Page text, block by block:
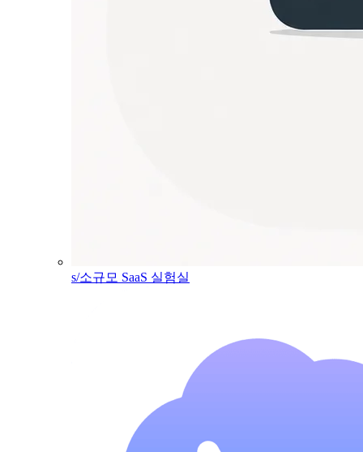
s/소규모 SaaS 실험실